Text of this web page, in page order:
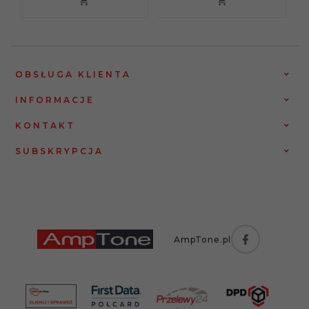
OBSŁUGA KLIENTA
INFORMACJE
KONTAKT
SUBSKRYPCJA
AmpTone.pl